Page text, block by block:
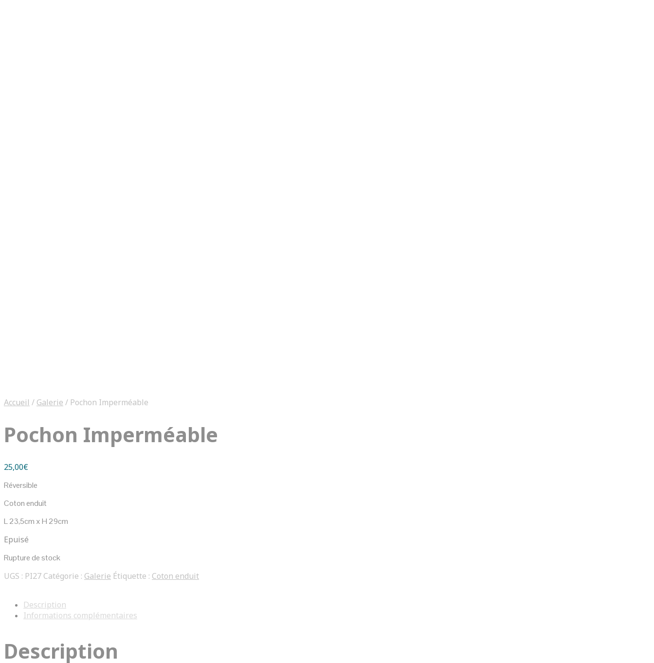
Accueil / Galerie / Pochon Imperméable
Pochon Imperméable
25,00€
Réversible
Coton enduit
L 23,5cm x H 29cm
Epuisé
Rupture de stock
UGS : PI27 Catégorie : Galerie Étiquette : Coton enduit
Description
Informations complémentaires
Description